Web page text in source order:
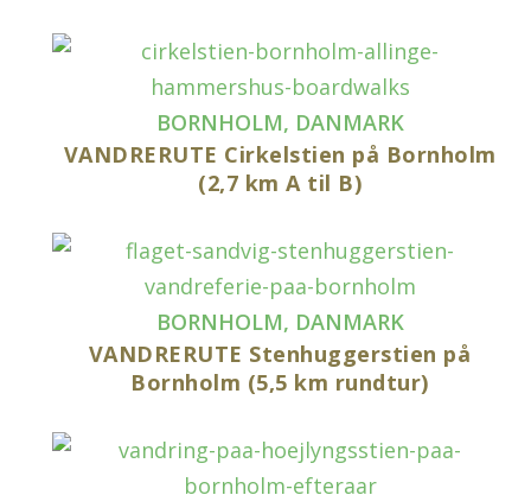
BORNHOLM, DANMARK
VANDRERUTE Cirkelstien på Bornholm
(2,7 km A til B)
BORNHOLM, DANMARK
VANDRERUTE Stenhuggerstien på
Bornholm (5,5 km rundtur)